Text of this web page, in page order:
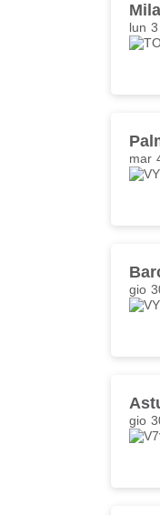
lun
mar
gio
gio